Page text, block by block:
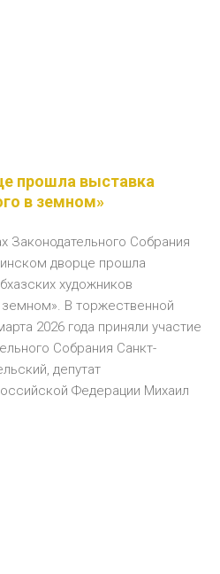
прошла выставка
в земном»
Законодательного Собрания
дворце прошла
художников
В торжественной
2026 года приняли участие
Собрания Санкт-
депутат
Федерации Михаил